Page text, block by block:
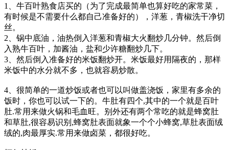
1、牛百叶熟食店买的（为了完成最简单也算好吃的家常菜，
有时候是不需要什么都自己准备好的），洋葱，青椒洗干净切
丝。
2、锅中底油，油热倒入洋葱和青椒大火翻炒几分钟。然后倒
入熟牛百叶，加酱油，盐和少许糖翻炒几下。
3、然后倒入准备好的米饭翻炒开。米饭最好用隔夜的，那样
米饭中的水分就不多，也就容易炒散。
4、很简单的一道炒饭或者也可以叫做盖浇饭，家里有多余的
饭时，你也可以试一下的。牛肚有四个,其中的一个就是百叶
肚.常用来做火锅和毛血旺。别外还有两个常吃的就是蜂窝肚
和草肚,很容易识别,蜂窝肚表面就象一个个小蜂窝,草肚表面绒
绒的,肉最厚实.常用来做卤菜，都很好吃。